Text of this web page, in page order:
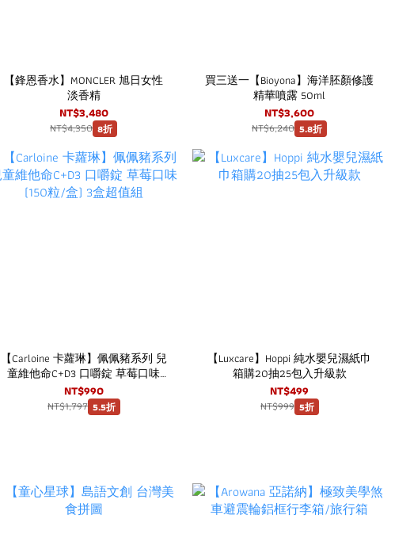
【鋒恩香水】MONCLER 旭日女性
淡香精
NT$3,480
NT$4,350 8折
買三送一【Bioyona】海洋胚顏修護
精華噴露 50ml
NT$3,600
NT$6,240 5.8折
【Carloine 卡蘿琳】佩佩豬系列 兒
童維他命C+D3 口嚼錠 草莓口味
(150粒/盒) 3盒超值組
NT$990
NT$1,797 5.5折
【Luxcare】Hoppi 純水嬰兒濕紙巾
箱購20抽25包入升級款
NT$499
NT$999 5折